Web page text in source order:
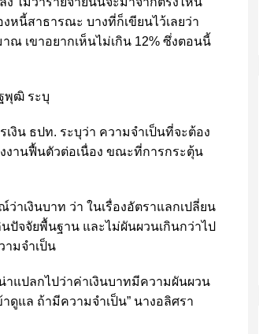
หนี้สาธารณะ บางที่ก็เขียนไว้เลยว่า
เขาอยากเห็นไม่เกิน 12% ซึ่งตอนนี้
พุฒิ ระบุ
งิน ธปท. ระบุว่า ความจำเป็นที่จะต้อง
งานฟื้นตัวต่อเนื่อง ขณะที่การกระตุ้น
าเงินบาท ว่า ในเรื่องอัตราแลกเปลี่ยน
ปัจจัยพื้นฐาน และไม่ผันผวนเกินกว่าไป
ามจำเป็น
แปลกไปว่าค่าเงินบาทมีความผันผวน
ดูแล ถ้ามีความจำเป็น” นางอลิศรา